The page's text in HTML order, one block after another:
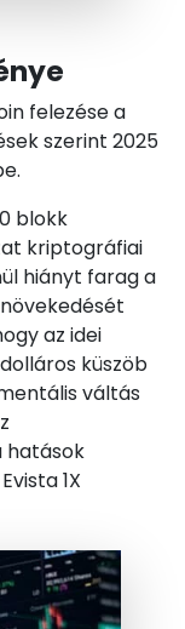
felezése a
szerint 2025
blokk
kriptográfiai
hiányt farag a
az idei
küszöb
váltás
hatások
1X